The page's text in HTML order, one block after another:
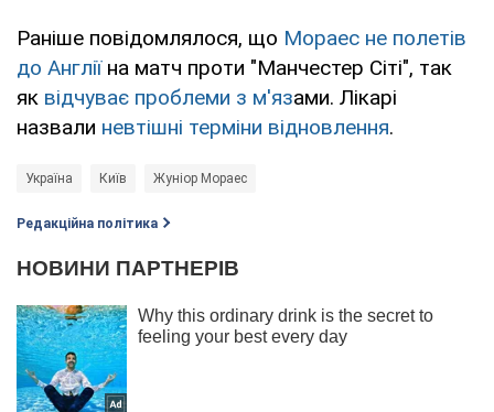
Раніше повідомлялося, що Мораес не полетів
до Англіїна матч проти "Манчестер Сіті", так
як відчуває проблеми з м'язами. Лікарі
назвали невтішні терміни відновлення.
Україна Київ Жуніор Мораес
Редакційна політика